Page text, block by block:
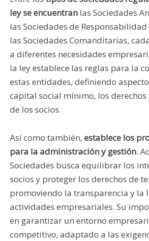
ley se encuentran las Sociedades
las Sociedades de
las Sociedades Comanditarias,
a diferentes necesidades
la ley establece las reglas para la
estas entidades, definiendo
capital social mínimo, los
de los socios.
Así como también, establece los
para la administración y gestión.
Sociedades busca equilibrar los
socios y proteger los derechos de
promoviendo la transparencia y la
actividades empresariales. Su
en garantizar un entorno
competitivo, adaptado a las